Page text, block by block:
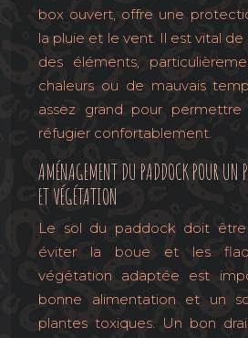
box ouvert, offre une
la pluie et le vent. Il est vital
des éléments,
chaleurs ou de mauvais
assez grand pour
réfugier confortablement.
AMÉNAGEMENT DU PADDOCK POUR UN
ET VÉGÉTATION
Le sol du paddock doit
éviter la boue et les
végétation adaptée est
bonne alimentation et un
plantes toxiques. Un bon